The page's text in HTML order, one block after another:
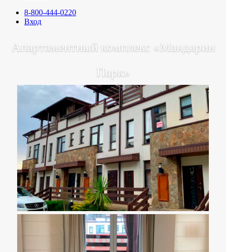
8-800-444-0220
Вход
Апартаментный комплекс «Мандарин
Парк»